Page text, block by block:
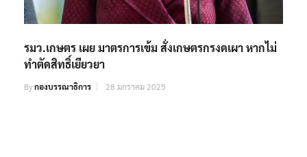
รมว.เกษตร เผย มาตรการเข้ม สั่งเกษตรกรงดเผา หากไม่
ทำตัดสิทธิ์เยียวยา
Byกองบรรณาธิการ 28 มกราคม 2025